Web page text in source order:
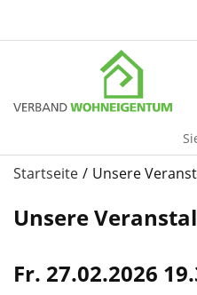
Startseite Unsere
Unsere
Fr. 27.02.2026